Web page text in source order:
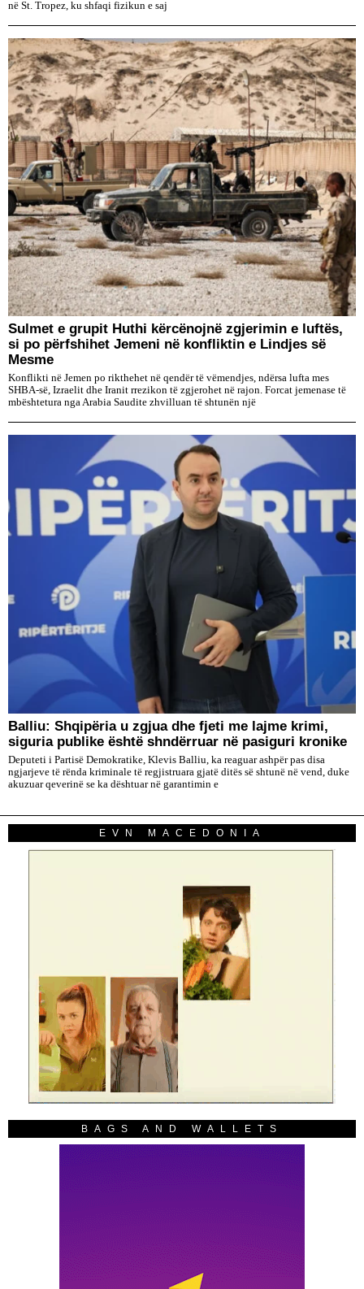
në St. Tropez, ku shfaqi fizikun e saj
Sulmet e grupit Huthi kërcënojnë zgjerimin e luftës,
si po përfshihet Jemeni në konfliktin e Lindjes së
Mesme
Konflikti në Jemen po rikthehet në qendër të vëmendjes, ndërsa lufta mes
SHBA-së, Izraelit dhe Iranit rrezikon të zgjerohet në rajon. Forcat jemenase të
mbështetura nga Arabia Saudite zhvilluan të shtunën një
Balliu: Shqipëria u zgjua dhe fjeti me lajme krimi,
siguria publike është shndërruar në pasiguri kronike
Deputeti i Partisë Demokratike, Klevis Balliu, ka reaguar ashpër pas disa
ngjarjeve të rënda kriminale të regjistruara gjatë ditës së shtunë në vend, duke
akuzuar qeverinë se ka dështuar në garantimin e
EVN MACEDONIA
BAGS AND WALLETS